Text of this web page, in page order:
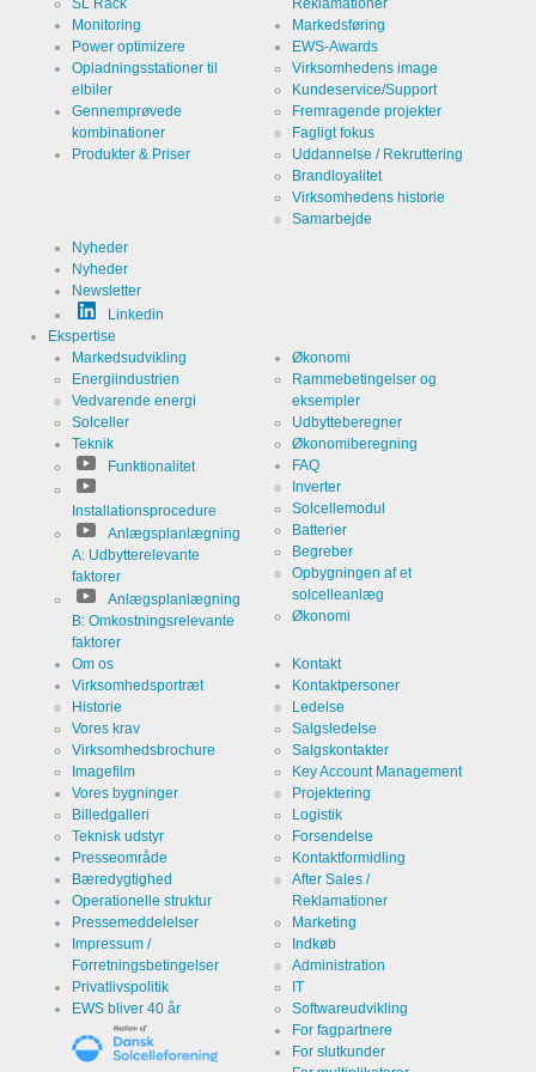
SL Rack
Monitoring
Power optimizere
Opladningsstationer til
elbiler
Gennemprøvede
kombinationer
Produkter & Priser
Nyheder
Nyheder
Newsletter
Linkedin
Reklamationer
Markedsføring
EWS-Awards
Virksomhedens image
Kundeservice/Support
Fremragende projekter
Fagligt fokus
Uddannelse / Rekruttering
Brandloyalitet
Virksomhedens historie
Samarbejde
Ekspertise
Markedsudvikling
Energiindustrien
Vedvarende energi
Solceller
Teknik
Funktionalitet
Installationsprocedure
Anlægsplanlægning
A: Udbytterelevante
faktorer
Anlægsplanlægning
B: Omkostningsrelevante
faktorer
Økonomi
Rammebetingelser og
eksempler
Udbytteberegner
Økonomiberegning
FAQ
Inverter
Solcellemodul
Batterier
Begreber
Opbygningen af et
solcelleanlæg
Økonomi
Om os
Virksomhedsportræt
Historie
Vores krav
Virksomhedsbrochure
Imagefilm
Vores bygninger
Billedgalleri
Teknisk udstyr
Presseområde
Bæredygtighed
Operationelle struktur
Pressemeddelelser
Impressum /
Forretningsbetingelser
Privatlivspolitik
EWS bliver 40 år
Kontakt
Kontaktpersoner
Ledelse
Salgsledelse
Salgskontakter
Key Account Management
Projektering
Logistik
Forsendelse
Kontaktformidling
After Sales /
Reklamationer
Marketing
Indkøb
Administration
IT
Softwareudvikling
For fagpartnere
For slutkunder
Udbyder
Formål
webstedsanalyser.
Navn
Cookies, der er nødvendige for at evaluere
brugeradfærd:
Service LinkedIn
Udbyder
Corporation
Formål
Cookie fra
LinkedIn til
webstedsanalyser.
Genererer
hvordan
den
besøgende
Navn linkedin
Udløb 2 år
Infos schließen